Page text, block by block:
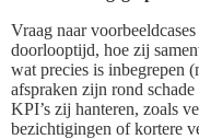
Vraag naar
doorlooptijd, hoe zij
wat precies is inbegrepen
afspraken zijn rond
KPI’s zij hanteren, zoals
bezichtigingen of kortere